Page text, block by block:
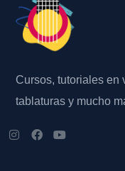
Cursos, tutoriales en
tablaturas y mucho